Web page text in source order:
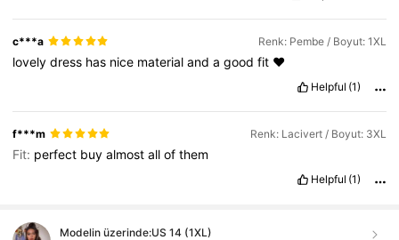
c***a Renk: Pembe / Boyut: 1XL
lovelydress has nice materialandagoodfit ❤️
Helpful (1)
f***m Renk: Lacivert / Boyut: 3XL
Fit: perfect buyalmostallofthem
Helpful (1)
Modelin üzerinde:US 14 (1XL)